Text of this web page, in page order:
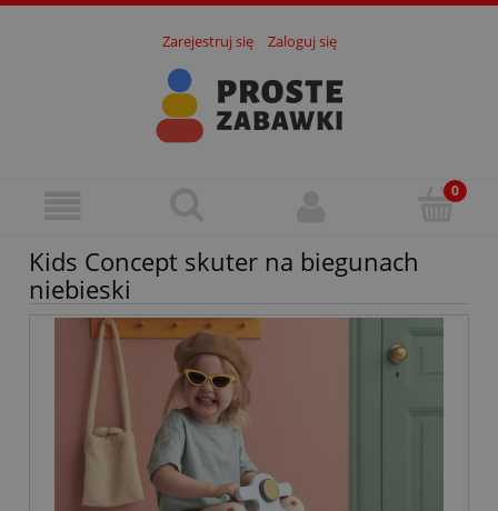
Zarejestruj się Zaloguj się
Kids Concept skuter na biegunach
niebieski